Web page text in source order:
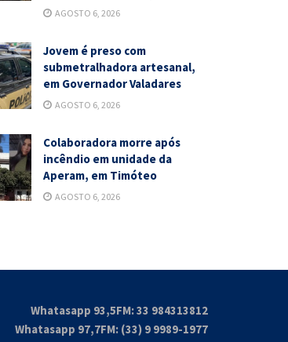
AGOSTO 6, 2026
Jovem é preso com
submetralhadora artesanal,
em Governador Valadares
AGOSTO 6, 2026
Colaboradora morre após
incêndio em unidade da
Aperam, em Timóteo
AGOSTO 6, 2026
Whatasapp 93,5FM: 33 984313812
Whatasapp 97,7FM: (33) 9 9989-1977